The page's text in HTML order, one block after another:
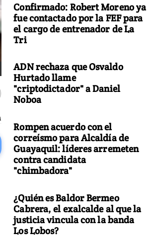
Confirmado: Robert Moreno ya
fue contactado por la FEF para
el cargo de entrenador de La
Tri
ADN rechaza que Osvaldo
Hurtado llame
"criptodictador" a Daniel
Noboa
Rompen acuerdo con el
correísmo para Alcaldía de
Guayaquil: líderes arremeten
contra candidata
"chimbadora"
¿Quién es Baldor Bermeo
Cabrera, el exalcalde al que la
justicia vincula con la banda
Los Lobos?